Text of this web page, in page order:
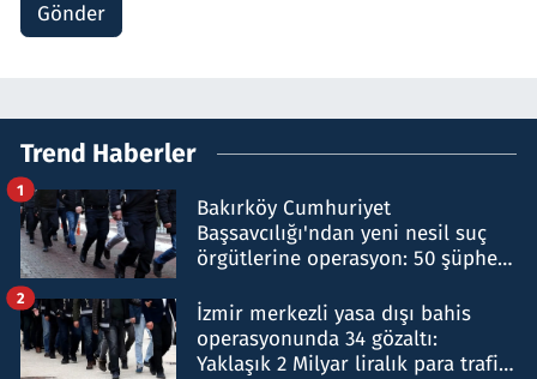
Gönder
Trend Haberler
Bakırköy Cumhuriyet
Başsavcılığı'ndan yeni nesil suç
örgütlerine operasyon: 50 şüpheli
1
İzmir merkezli yasa dışı bahis
operasyonunda 34 gözaltı:
Yaklaşık 2 Milyar liralık para trafiği
2